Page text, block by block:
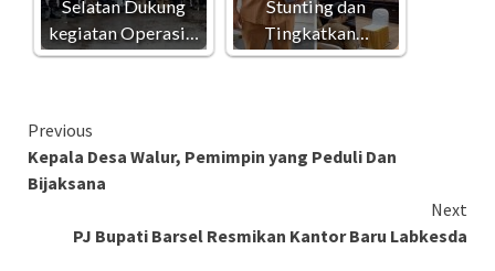
Selatan Dukung
kegiatan Operasi…
Stunting dan
Tingkatkan…
Continue
Reading
Previous
Kepala Desa Walur, Pemimpin yang Peduli Dan
Bijaksana
Next
PJ Bupati Barsel Resmikan Kantor Baru Labkesda